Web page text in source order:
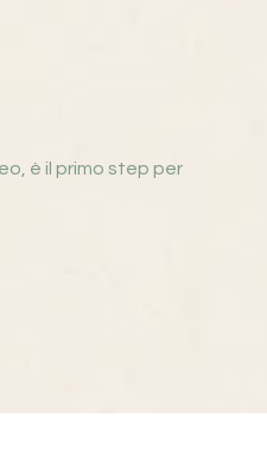
è il primo step per